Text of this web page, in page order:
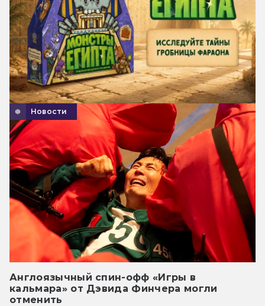
Новости
Англоязычный спин-офф «Игры в
кальмара» от Дэвида Финчера могли
отменить